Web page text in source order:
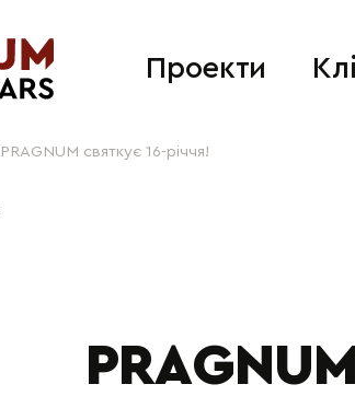
Проекти
PRAGNUM святкує 16-річчя!